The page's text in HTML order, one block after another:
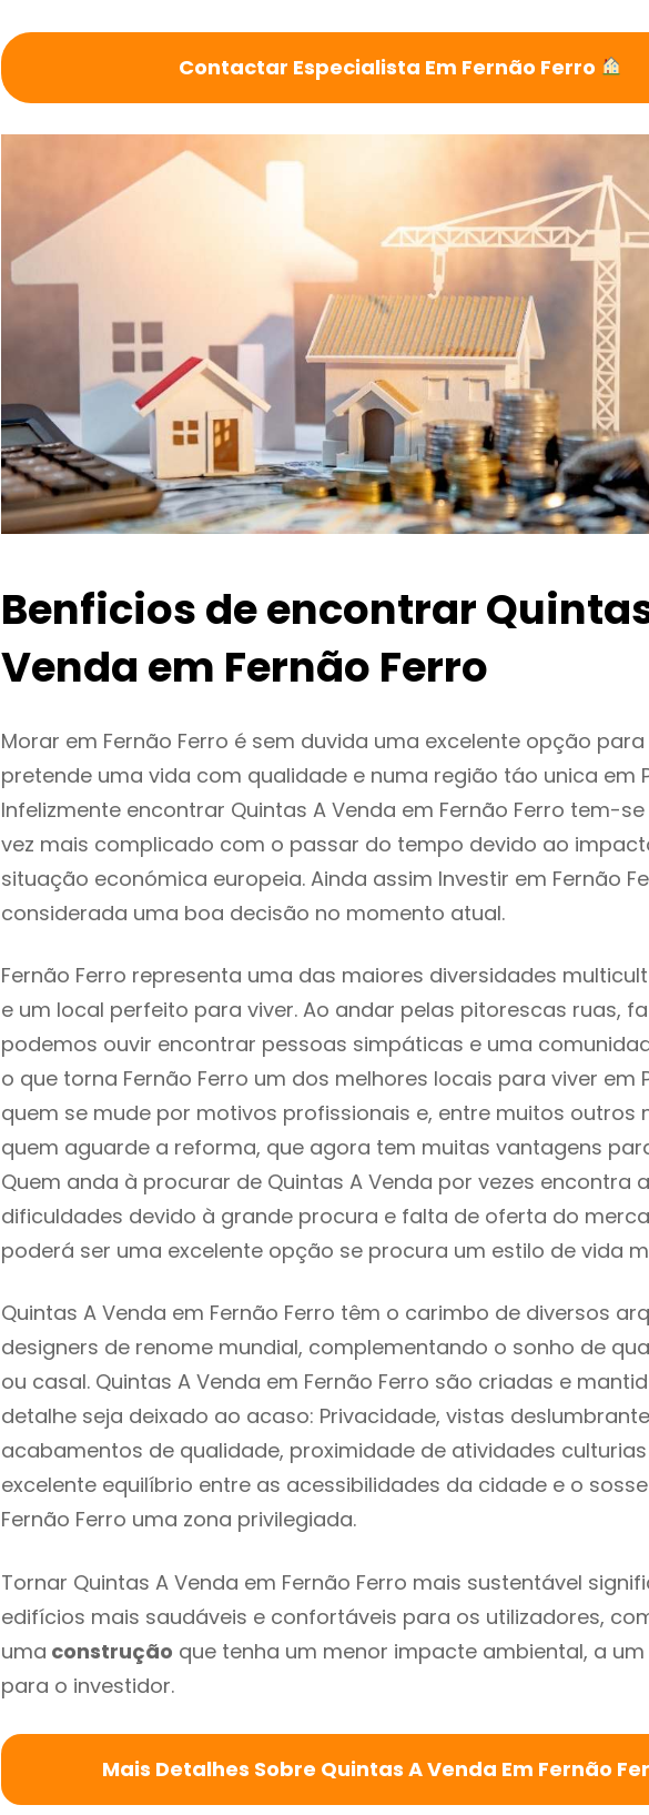
Contactar Especialista Em Fernão Ferro
Benficios de encontrar
Venda em Fernão Ferro
Morar em Fernão Ferro é sem duvida uma excelente opção
pretende uma vida com qualidade e numa região táo unica em
Infelizmente encontrar Quintas A Venda em Fernão Ferro tem-
vez mais complicado com o passar do tempo devido ao
situação económica europeia. Ainda assim Investir em Fernão
considerada uma boa decisão no momento atual.
Fernão Ferro representa uma das maiores diversidades
e um local perfeito para viver. Ao andar pelas pitorescas ruas,
podemos ouvir encontrar pessoas simpáticas e uma
o que torna Fernão Ferro um dos melhores locais para viver em
quem se mude por motivos profissionais e, entre muitos outros
quem aguarde a reforma, que agora tem muitas vantagens
Quem anda à procurar de Quintas A Venda por vezes encontra
dificuldades devido à grande procura e falta de oferta do
poderá ser uma excelente opção se procura um estilo de vida
Quintas A Venda em Fernão Ferro têm o carimbo de diversos
designers de renome mundial, complementando o sonho de
ou casal. Quintas A Venda em Fernão Ferro são criadas e
detalhe seja deixado ao acaso: Privacidade, vistas
acabamentos de qualidade, proximidade de atividades
excelente equilíbrio entre as acessibilidades da cidade e o
Fernão Ferro uma zona privilegiada.
Tornar Quintas A Venda em Fernão Ferro mais sustentável
edifícios mais saudáveis e confortáveis para os utilizadores,
uma construção que tenha um menor impacte ambiental, a
para o investidor.
Mais Detalhes Sobre Quintas A Venda Em Fernão